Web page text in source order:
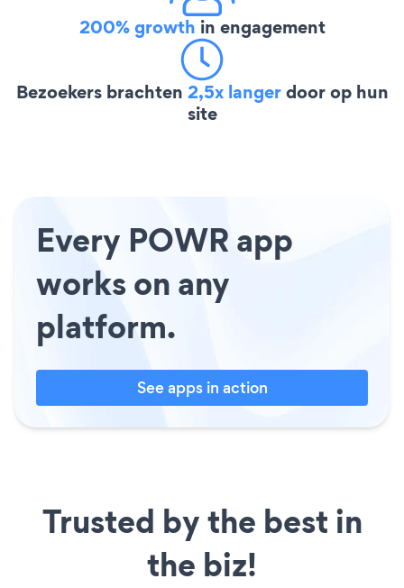
200% growth in engagement
Bezoekers brachten 2,5x langerdoor op hun
site
Every POWR app
works on any
platform.
See apps in action
Trusted by the best in
the biz!